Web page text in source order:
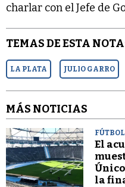
charlar con el Jefe de
TEMAS DE ESTA
LA PLATA JULIO GARRO
MÁS NOTICIAS
El
la